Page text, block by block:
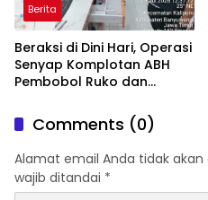
Berita
Beraksi di Dini Hari, Operasi
Senyap Komplotan ABH
Pembobol Ruko dan
Macan Blambangan
Comments (0)
Alamat email Anda tidak akan
wajib ditandai *